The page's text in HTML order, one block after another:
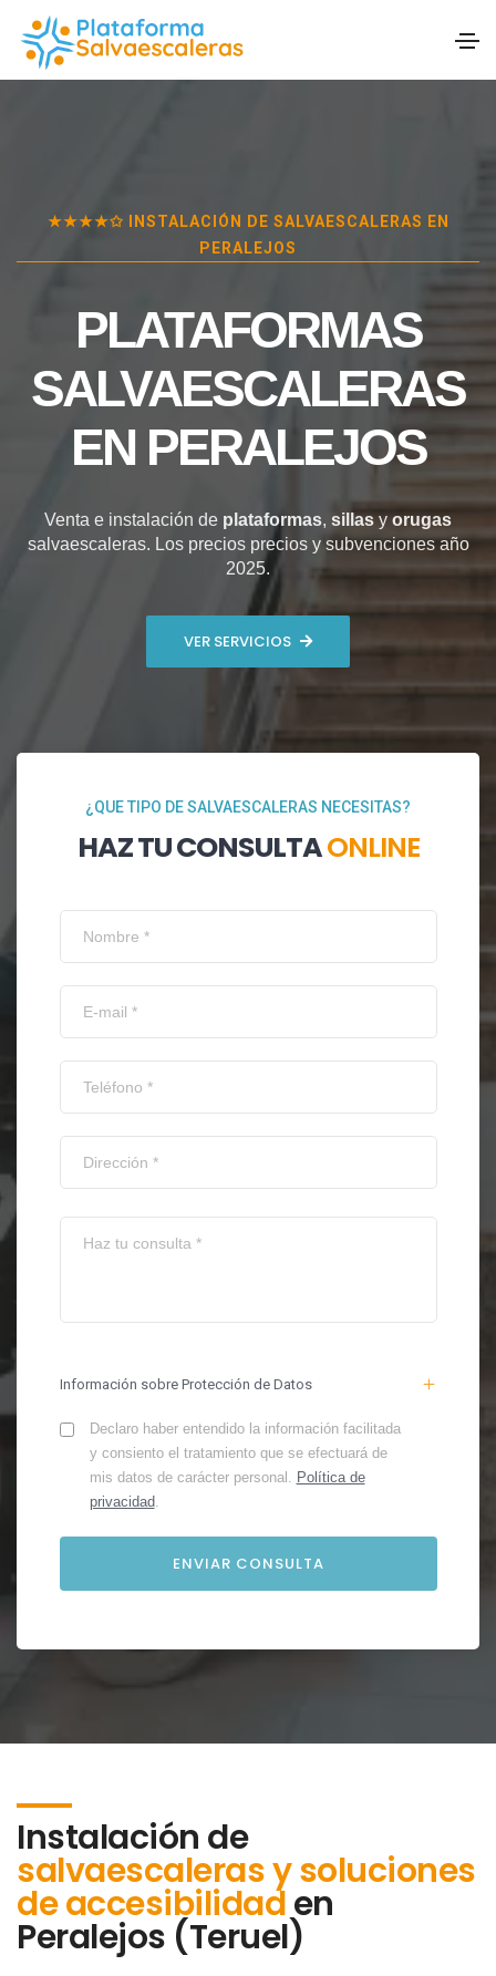
★★★★✩ INSTALACIÓN DE SALVAESCALERAS EN
PERALEJOS
PLATAFORMAS
SALVAESCALERAS
EN PERALEJOS
Venta e instalación de plataformas, sillas y orugas
salvaescaleras. Los precios precios y subvenciones año
2025.
VER SERVICIOS
¿QUE TIPO DE SALVAESCALERAS NECESITAS?
HAZ TU CONSULTAONLINE
Información sobre Protección de Datos
Declaro haber entendido la información facilitada
y consiento el tratamiento que se efectuará de
mis datos de carácter personal. Política de
privacidad.
Instalación de
salvaescaleras y soluciones
de accesibilidaden
Peralejos (Teruel)